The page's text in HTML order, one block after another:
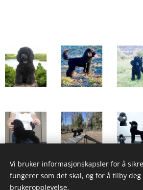
Vi bruker informasjonskapsler for å
fungerer som det skal, og for å tilby
brukeropplevelse.